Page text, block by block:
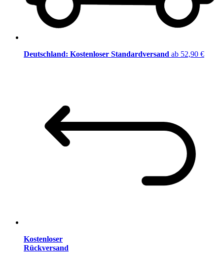
Deutschland: Kostenloser Standardversand ab 52,90 €
Kostenloser
Rückversand